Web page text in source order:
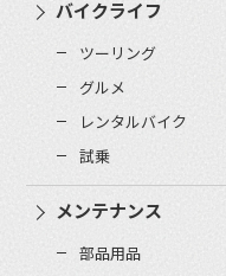
バイクライフ
ツーリング
グルメ
レンタルバイク
試乗
メンテナンス
部品用品